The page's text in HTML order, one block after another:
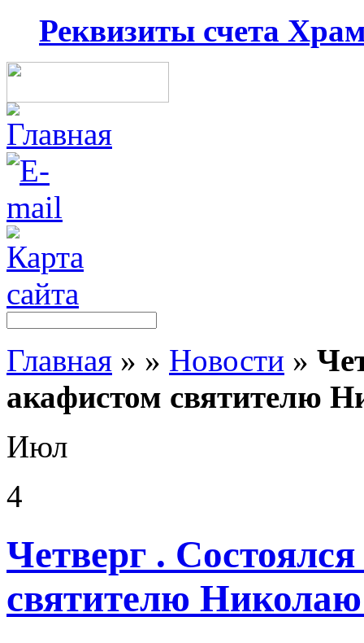
Реквизиты счета
Главная » » Новости »
акафистом святителю
Июл
4
Четверг .
святителю